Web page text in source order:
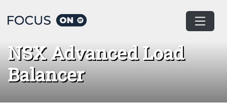
Home NSX Advanced Load Balancer
NSX Advanced Load
Balancer